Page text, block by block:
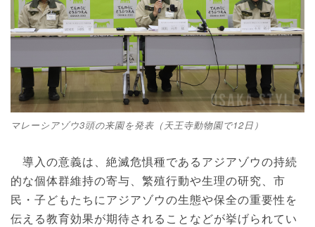
マレーシアゾウ3頭の来園を発表（天王寺動物園で12日）
導入の意義は、絶滅危惧種であるアジアゾウの持続
的な個体群維持の寄与、繁殖行動や生理の研究、市
民・子どもたちにアジアゾウの生態や保全の重要性を
伝える教育効果が期待されることなどが挙げられてい